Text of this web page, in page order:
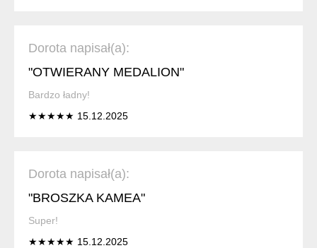
Dorota napisał(a):
"OTWIERANY MEDALION"
Bardzo ładny!
★★★★★ 15.12.2025
Dorota napisał(a):
"BROSZKA KAMEA"
Super!
★★★★★ 15.12.2025